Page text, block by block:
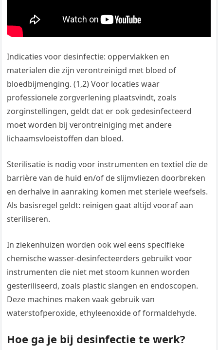
Indicaties voor desinfectie: oppervlakken en
materialen die zijn verontreinigd met bloed of
bloedbijmenging. (1,2) Voor locaties waar
professionele zorgverlening plaatsvindt, zoals
zorginstellingen, geldt dat er ook gedesinfecteerd
moet worden bij verontreiniging met andere
lichaamsvloeistoffen dan bloed.
Sterilisatie is nodig voor instrumenten en textiel die de
barrière van de huid en/of de slijmvliezen doorbreken
en derhalve in aanraking komen met steriele weefsels.
Als basisregel geldt: reinigen gaat altijd vooraf aan
steriliseren.
In ziekenhuizen worden ook wel eens specifieke
chemische wasser-desinfecteerders gebruikt voor
instrumenten die niet met stoom kunnen worden
gesteriliseerd, zoals plastic slangen en endoscopen.
Deze machines maken vaak gebruik van
waterstofperoxide, ethyleenoxide of formaldehyde.
Hoe ga je bij desinfectie te werk?